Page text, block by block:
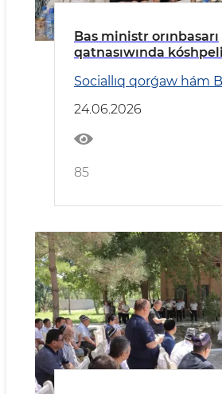
Bas ministr orınbasarı
qatnasıwında
Sociallıq qorǵaw hám
24.06.2026
85